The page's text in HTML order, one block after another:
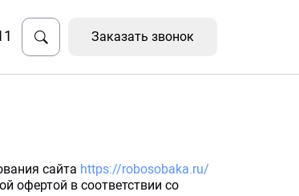
Заказать звонок
сайта https://robosobaka.ru/
офертой в соответствии со